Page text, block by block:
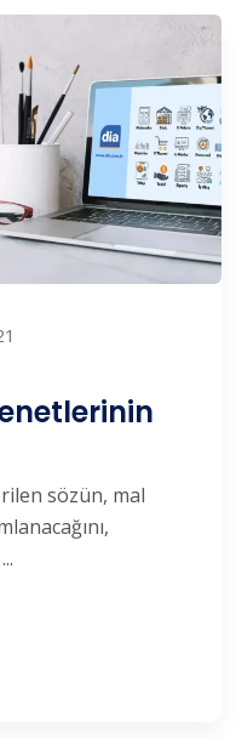
sözün, mal